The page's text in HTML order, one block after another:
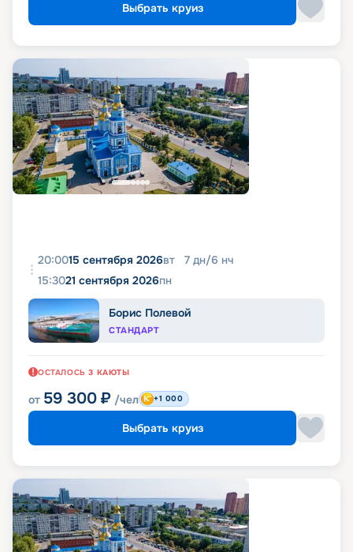
Выбрать круиз
20:0015 сентября 2026вт 7 дн/6 нч
15:3021 сентября 2026пн
Борис Полевой
СТАНДАРТ
ОСТАЛОСЬ 3 КАЮТЫ
от 59 300 ₽ /чел +1 000
Выбрать круиз